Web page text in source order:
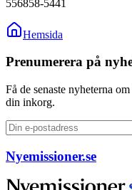
556858-5441
Hemsida
Prenumerera på
Få de senaste nyheterna
din inkorg.
Nyemissioner.se